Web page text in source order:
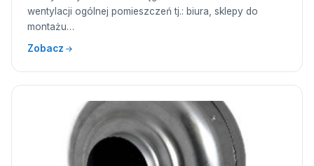
wentylacji ogólnej pomieszczeń tj.: biura, sklepy do
montażu…
Zobacz